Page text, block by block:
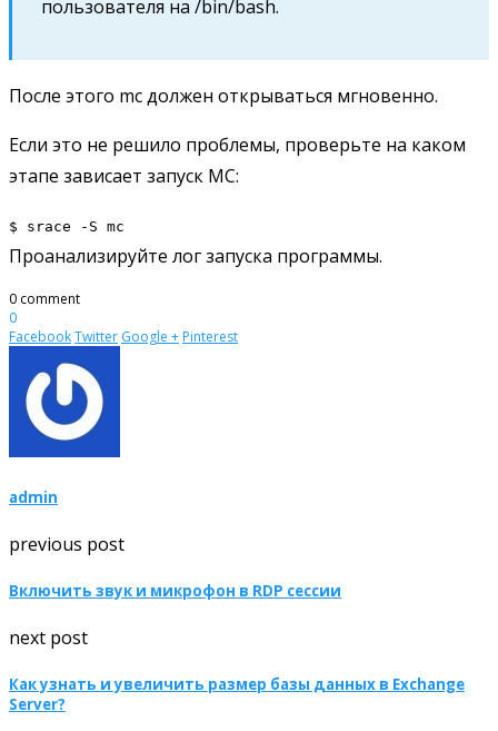
пользователя на /bin/bash.
После этого mc должен открываться мгновенно.
Если это не решило проблемы, проверьте на каком
этапе зависает запуск MC:
$ srace -S mc
Проанализируйте лог запуска программы.
0 comment
0
FacebookTwitter Google + Pinterest
admin
previous post
Включить звук и микрофон в RDP сессии
next post
Как узнать и увеличить размер базы данных в Exchange
Server?